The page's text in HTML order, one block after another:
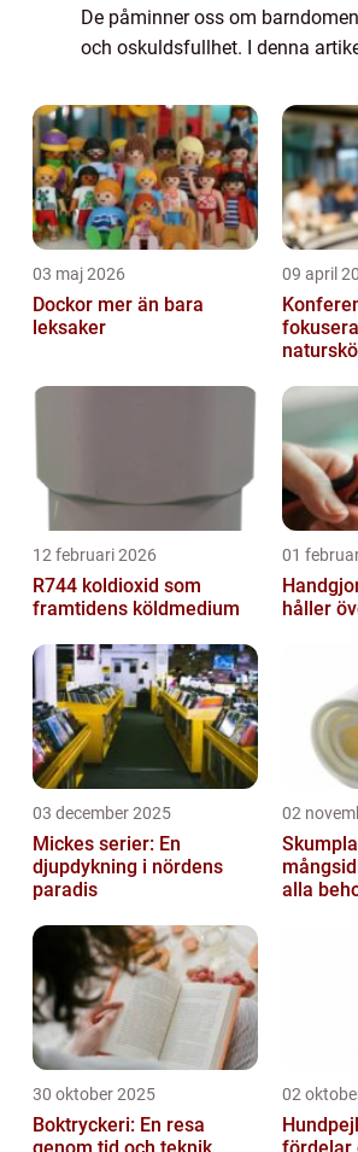
De påminner oss om
och oskuldsfullhet. I denna
leksaker, på djupet utforska vad
v...
03 maj 2026
Dockor mer än bara
leksaker
09 april
12 februari 2026
R744 koldioxid som
framtidens köldmedium
01
håller
03 december 2025
Mickes serier: En
djupdykning i nördens
paradis
02
alla
30 oktober 2025
Boktryckeri: En resa
02